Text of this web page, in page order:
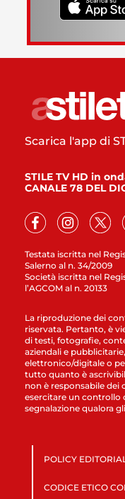
Testata iscritta nel
Salerno al n. 34/2009
Società iscritta nel
l’AGCOM al n. 20133
Scarica l'app di
STILE TV HD in
CANALE 78 DEL
La riproduzione dei
riservata. Pertanto, è
di testi, fotografie,
aziendali e
elettronico/digitale o
tutto quanto è
non è responsabile
esercitare un controllo
segnalazione qualora
POLICY
CODICE ETICO